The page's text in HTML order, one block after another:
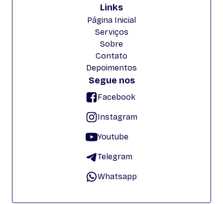
Links
Página Inicial
Serviços
Sobre
Contato
Depoimentos
Segue nos
Facebook
Instagram
Youtube
Telegram
Whatsapp